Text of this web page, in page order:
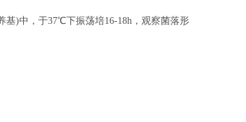
基)中，于37℃下振荡培16-18h，观察菌落形